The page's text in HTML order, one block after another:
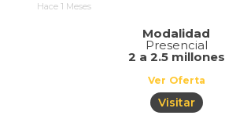
Hace 1 Meses
Modalidad
Presencial
2 a 2.5 millones
Ver Oferta
Visitar